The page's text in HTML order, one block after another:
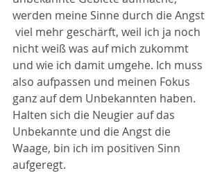
werden meine Sinne durch die Angst
viel mehr geschärft, weil ich ja noch
nicht weiß was auf mich zukommt
und wie ich damit umgehe. Ich muss
also aufpassen und meinen Fokus
ganz auf dem Unbekannten haben.
Halten sich die Neugier auf das
Unbekannte und die Angst die
Waage, bin ich im positiven Sinn
aufgeregt.